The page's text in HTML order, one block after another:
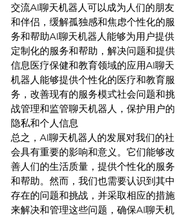
交流AI聊天机器人可以成为人们的朋友
和伴侣，缓解孤独感和焦虑个性化的服
务和帮助AI聊天机器人能够为用户提供
定制化的服务和帮助，解决问题和提供
信息医疗保健和教育领域的应用AI聊天
机器人能够提供个性化的医疗和教育服
务，改善现有的服务模式社会问题和挑
战管理和监管聊天机器人，保护用户的
隐私和个人信息
总之，AI聊天机器人的发展对我们的社
会具有重要的影响和意义。它们能够改
善人们的生活质量，提供个性化的服务
和帮助。然而，我们也需要认识到其中
存在的问题和挑战，并采取相应的措施
来解决和管理这些问题，确保AI聊天机